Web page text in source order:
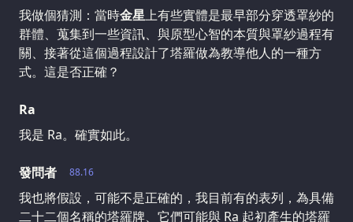
我做個猜測：當時金星上有些實體是最早部分穿透罩紗的
群體、蒐集到一些資訊、與原型心智的本質與罩紗過程有
關、接著從這個過程設計了塔羅做為教導他人的一種方
式。這是否正確？
Ra
我是 Ra。確實如此。
88.16
發問者
我也將假設，可能不是正確的，我目前有的表列，為具備
二十二個名稱的塔羅牌、它們可能與 Ra 起初產生的塔羅